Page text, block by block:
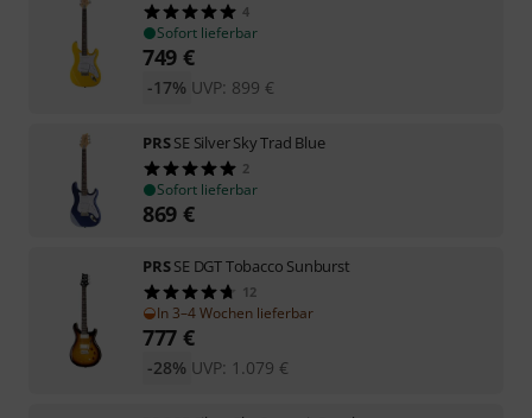
4
Sofort lieferbar
749 €
UVP: 899 €
-17%
PRSSE Silver Sky Trad Blue
2
Sofort lieferbar
869 €
PRSSE DGT Tobacco Sunburst
12
In 3–4 Wochen lieferbar
777 €
UVP: 1.079 €
-28%